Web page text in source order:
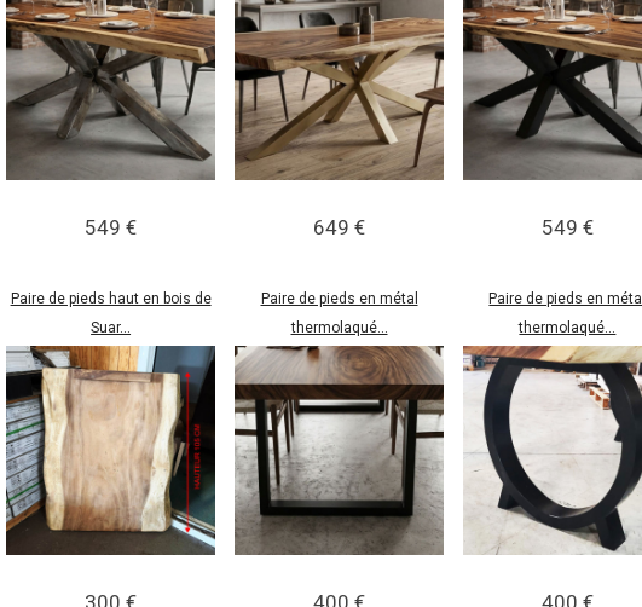
549 € 649 € 549 €
Paire de pieds haut en bois de
Suar...
Paire de pieds en métal
thermolaqué...
Paire de pieds en métal
thermolaqué...